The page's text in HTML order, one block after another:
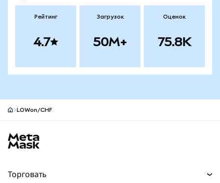
Рейтинг
4.7
Загрузок
50M+
Оценок
75.8K
LOWon/CHF
Торговать